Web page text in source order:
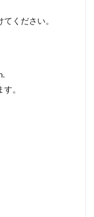
ください。
。